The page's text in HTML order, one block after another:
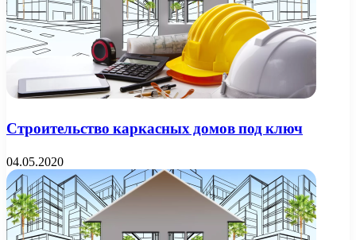
Строительство каркасных домов под ключ
04.05.2020